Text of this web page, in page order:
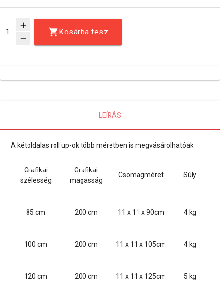
add
remove
Kosárba tesz
LEÍRÁS
A kétoldalas roll up-ok több méretben is megvásárolhatóak:
Grafikai
szélesség
Grafikai
magasság
Csomagméret Súly
85 cm 200 cm 11 x 11 x 90cm 4 kg
100 cm 200 cm 11 x 11 x 105cm 4 kg
120 cm 200 cm 11 x 11 x 125cm 5 kg